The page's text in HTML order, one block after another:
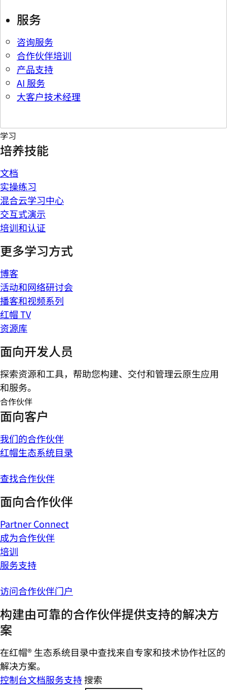
服务
咨询服务
合作伙伴培训
产品支持
AI 服务
大客户技术经理
学习
培养技能
文档
实操练习
混合云学习中心
交互式演示
培训和认证
更多学习方式
博客
活动和网络研讨会
播客和视频系列
红帽 TV
资源库
面向开发人员
探索资源和工具，帮助您构建、交付和管理云原生应用
和服务。
合作伙伴
面向客户
我们的合作伙伴
红帽生态系统目录
查找合作伙伴
面向合作伙伴
Partner Connect
成为合作伙伴
培训
服务支持
访问合作伙伴门户
构建由可靠的合作伙伴提供支持的解决方
案
在红帽® 生态系统目录中查找来自专家和技术协作社区的
解决方案。
控制台文档服务支持搜索